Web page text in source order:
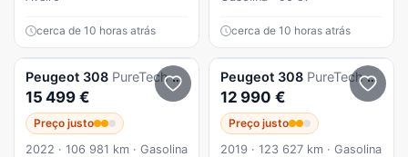
cerca de 10 horas atrás cerca de 10 horas atrás
Peugeot 308 PureTech 130 EAT8 Active Pack
15 499 €
Preço justo
2022 · 106 981 km · Gasolina
Peugeot 308 PureTech 130 GPF EAT8 Stop & Start Tech Edition
12 990 €
Preço justo
2019 · 123 627 km · Gasolina